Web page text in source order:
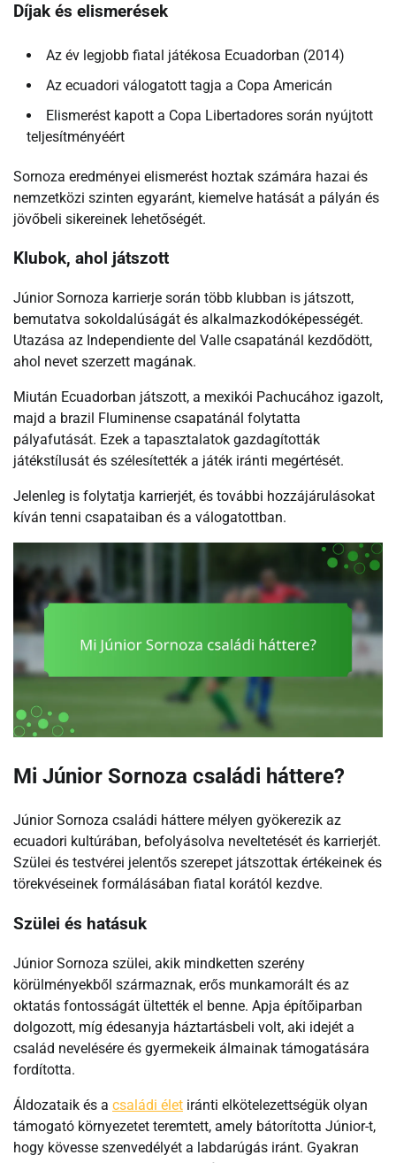
Díjak és elismerések
Az év legjobb fiatal játékosa Ecuadorban (2014)
Az ecuadori válogatott tagja a Copa Americán
Elismerést kapott a Copa Libertadores során nyújtott
teljesítményéért
Sornoza eredményei elismerést hoztak számára hazai és
nemzetközi szinten egyaránt, kiemelve hatását a pályán és
jövőbeli sikereinek lehetőségét.
Klubok, ahol játszott
Júnior Sornoza karrierje során több klubban is játszott,
bemutatva sokoldalúságát és alkalmazkodóképességét.
Utazása az Independiente del Valle csapatánál kezdődött,
ahol nevet szerzett magának.
Miután Ecuadorban játszott, a mexikói Pachucához igazolt,
majd a brazil Fluminense csapatánál folytatta
pályafutását. Ezek a tapasztalatok gazdagították
játékstílusát és szélesítették a játék iránti megértését.
Jelenleg is folytatja karrierjét, és további hozzájárulásokat
kíván tenni csapataiban és a válogatottban.
Mi Júnior Sornoza családi háttere?
Júnior Sornoza családi háttere mélyen gyökerezik az
ecuadori kultúrában, befolyásolva neveltetését és karrierjét.
Szülei és testvérei jelentős szerepet játszottak értékeinek és
törekvéseinek formálásában fiatal korától kezdve.
Szülei és hatásuk
Júnior Sornoza szülei, akik mindketten szerény
körülményekből származnak, erős munkamorált és az
oktatás fontosságát ültették el benne. Apja építőiparban
dolgozott, míg édesanyja háztartásbeli volt, aki idejét a
család nevelésére és gyermekeik álmainak támogatására
fordította.
Áldozataik és a családi élet iránti elkötelezettségük olyan
támogató környezetet teremtett, amely bátorította Júnior-t,
hogy kövesse szenvedélyét a labdarúgás iránt. Gyakran